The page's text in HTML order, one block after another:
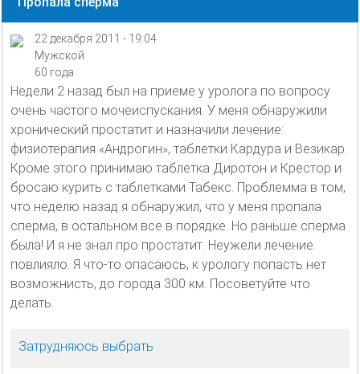
22 декабря 2011 - 19:04
Мужской
60 года
Недели 2 назад был на приеме у уролога по вопросу
очень частого мочеиспускания. У меня обнаружили
хронический простатит и назначили лечение:
физиотерапия «Андрогин», таблетки Кардура и Везикар.
Кроме этого принимаю таблетка Диротон и Крестор и
бросаю курить с таблетками Табекс. Проблемма в том,
что неделю назад я обнаружил, что у меня пропала
сперма, в остальном все в порядке. Но раньше сперма
была! И я не знал про простатит. Неужели лечение
повлияло. Я что-то опасаюсь, к урологу попасть нет
возможнисть, до города 300 км. Посоветуйте что
делать.
Затрудняюсь выбрать